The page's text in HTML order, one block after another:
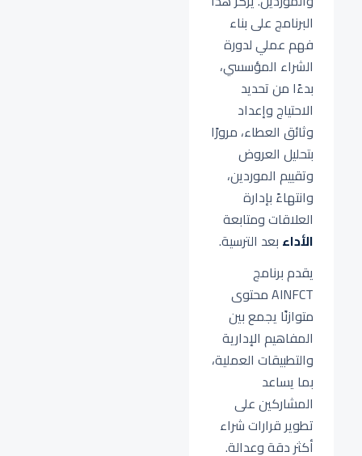
البرنامج على بناء
فهم عملي لدورة
الشراء المؤسسي،
بدءًا من تحديد
الاحتياج وإعداد
وثائق العطاء، مرورًا
بتحليل العروض
وتقييم الموردين،
وانتهاءً بإدارة
العلاقات ومتابعة
الأداء بعد الترسية.
يقدم برنامج
AINFCT محتوى
متوازنًا يجمع بين
المفاهيم الإدارية
والتطبيقات العملية،
بما يساعد
المشاركين على
تطوير قرارات شراء
أكثر دقة وعدالة.